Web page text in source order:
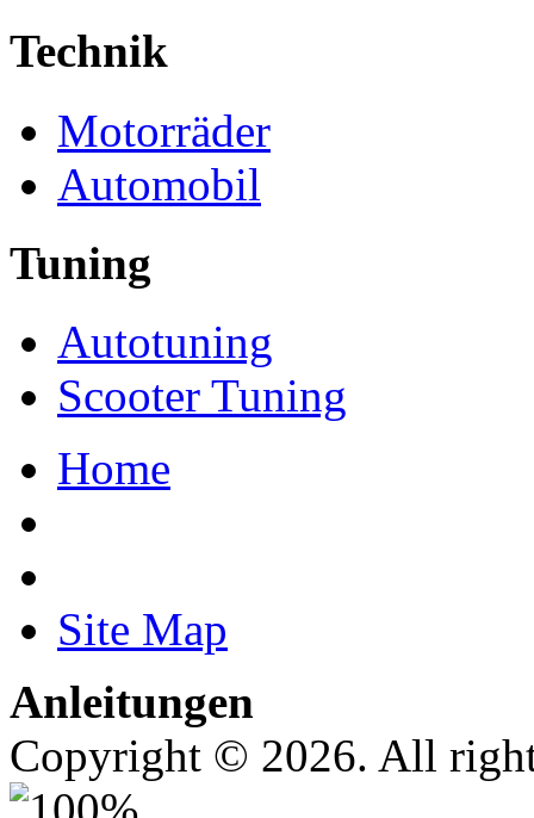
Technik
Motorräder
Automobil
Tuning
Autotuning
Scooter Tuning
Home
Site Map
Anleitungen
Copyright © 2026. All